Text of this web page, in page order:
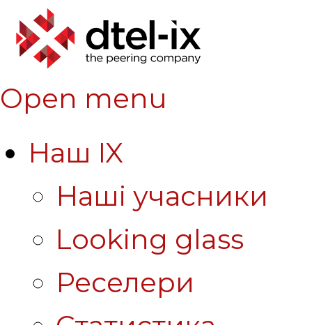
Open menu
Наш IX
Наші учасники
Looking glass
Реселери